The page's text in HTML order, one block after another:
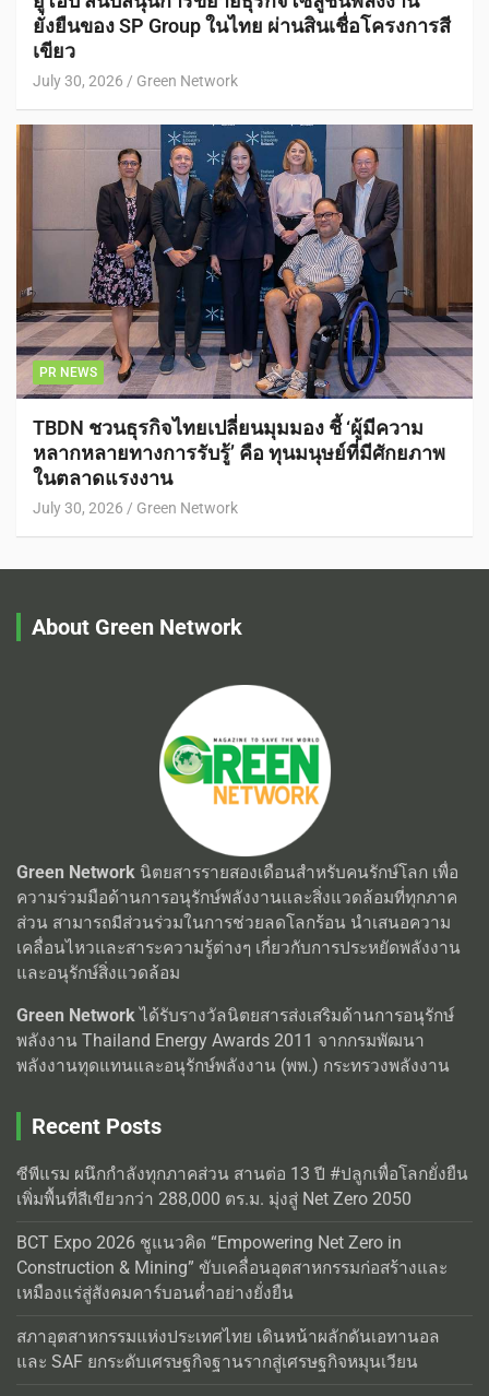
ยั่งยืนของ SP Group ในไทย ผ่านสินเชื่อโครงการสี
เขียว
July 30, 2026 Green Network
PR NEWS
TBDN ชวนธุรกิจไทยเปลี่ยนมุมมอง ชี้ ‘ผู้มีความ
หลากหลายทางการรับรู้’ คือ ทุนมนุษย์ที่มีศักยภาพ
ในตลาดแรงงาน
July 30, 2026 Green Network
About Green Network
Green Network นิตยสารรายสองเดือนสำหรับคนรักษ์โลก เพื่อ
ความร่วมมือด้านการอนุรักษ์พลังงานและสิ่งแวดล้อมที่ทุกภาค
ส่วน สามารถมีส่วนร่วมในการช่วยลดโลกร้อน นำเสนอความ
เคลื่อนไหวและสาระความรู้ต่างๆ เกี่ยวกับการประหยัดพลังงาน
และอนุรักษ์สิ่งแวดล้อม
Green Networkได้รับรางวัลนิตยสารส่งเสริมด้านการอนุรักษ์
พลังงาน Thailand Energy Awards 2011 จากกรมพัฒนา
พลังงานทุดแทนและอนุรักษ์พลังงาน (พพ.) กระทรวงพลังงาน
Recent Posts
ซีพีแรม ผนึกกำลังทุกภาคส่วน สานต่อ 13 ปี #ปลูกเพื่อโลกยั่งยืน
เพิ่มพื้นที่สีเขียวกว่า 288,000 ตร.ม. มุ่งสู่ Net Zero 2050
BCT Expo 2026 ชูแนวคิด “Empowering Net Zero in
Construction & Mining” ขับเคลื่อนอุตสาหกรรมก่อสร้างและ
เหมืองแร่สู่สังคมคาร์บอนต่ำอย่างยั่งยืน
สภาอุตสาหกรรมแห่งประเทศไทย เดินหน้าผลักดันเอทานอล
และ SAF ยกระดับเศรษฐกิจฐานรากสู่เศรษฐกิจหมุนเวียน